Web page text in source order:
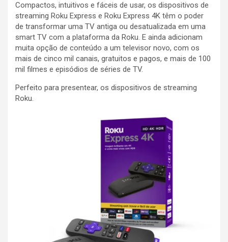
Compactos, intuitivos e fáceis de usar, os dispositivos de
streaming Roku Express e Roku Express 4K têm o poder
de transformar uma TV antiga ou desatualizada em uma
smart TV com a plataforma da Roku. E ainda adicionam
muita opção de conteúdo a um televisor novo, com os
mais de cinco mil canais, gratuitos e pagos, e mais de 100
mil filmes e episódios de séries de TV.
Perfeito para presentear, os dispositivos de streaming
Roku.